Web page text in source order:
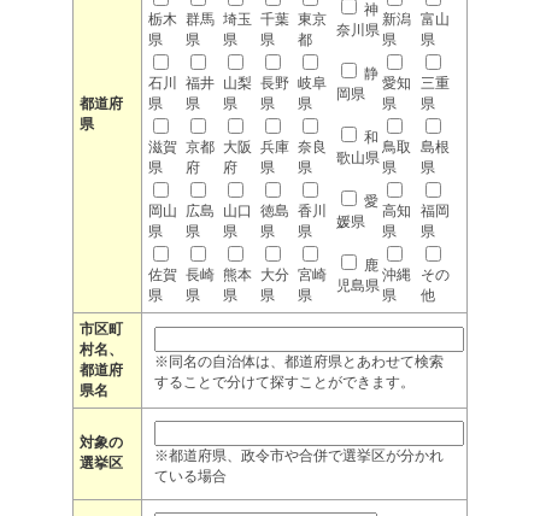
都道府
県
栃木
県
群馬
県
埼玉
県
千葉
県
東京
都
神
奈川県
新潟
県
富山
県
石川
県
福井
県
山梨
県
長野
県
岐阜
県
静
岡県
愛知
県
三重
県
滋賀
県
京都
府
大阪
府
兵庫
県
奈良
県
和
歌山県
鳥取
県
島根
県
岡山
県
広島
県
山口
県
徳島
県
香川
県
愛
媛県
高知
県
福岡
県
佐賀
県
長崎
県
熊本
県
大分
県
宮崎
県
鹿
児島県
沖縄
県
その
他
市区町
村名、
都道府
県名
※同名の自治体は、都道府県とあわせて検索
することで分けて探すことができます。
対象の
選挙区
※都道府県、政令市や合併で選挙区が分かれ
ている場合